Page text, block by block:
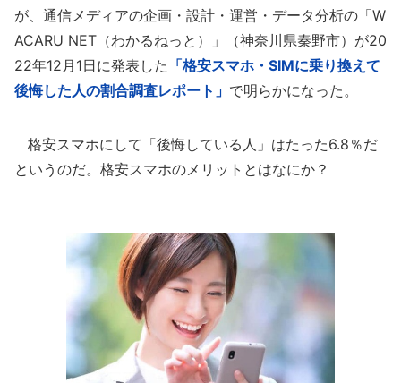
が、通信メディアの企画・設計・運営・データ分析の「W
ACARU NET（わかるねっと）」（神奈川県秦野市）が20
22年12月1日に発表した 「格安スマホ・SIMに乗り換えて
後悔した人の割合調査レポート」 で明らかになった。
格安スマホにして「後悔している人」はたった6.8％だ
というのだ。格安スマホのメリットとはなにか？